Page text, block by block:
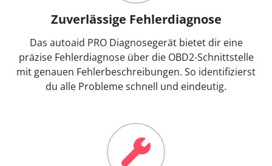
Zuverlässige Fehlerdiagnose
Das autoaid PRO Diagnosegerät bietet dir eine
präzise Fehlerdiagnose über die OBD2-Schnittstelle
mit genauen Fehlerbeschreibungen. So identifizierst
du alle Probleme schnell und eindeutig.